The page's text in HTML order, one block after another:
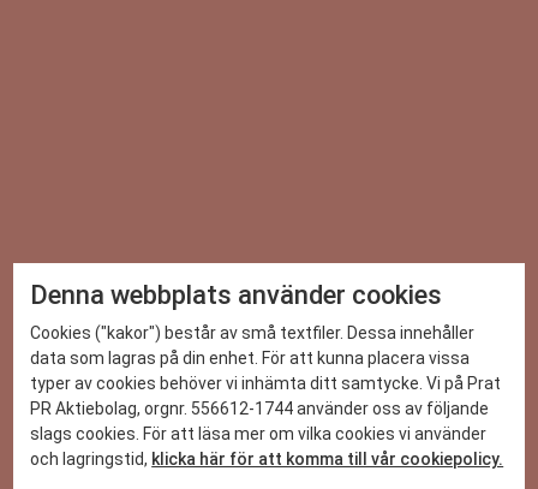
DET HÄR KAN VI
CASE
NYHETER
Så når du ut med ditt pressmeddelande
Denna webbplats använder cookies
Cookies ("kakor") består av små textfiler. Dessa innehåller
data som lagras på din enhet. För att kunna placera vissa
typer av cookies behöver vi inhämta ditt samtycke. Vi på Prat
PR Aktiebolag, orgnr. 556612-1744 använder oss av följande
slags cookies. För att läsa mer om vilka cookies vi använder
och lagringstid, klicka här för att komma till vår cookiepolicy.